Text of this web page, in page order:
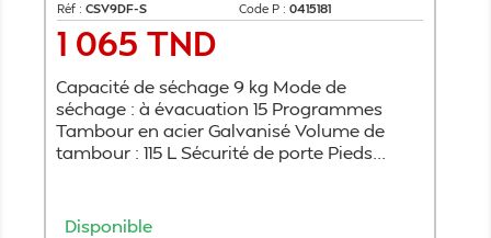
Réf : CSV9DF-S Code P : 0415181
Prix
1 065 TND
Capacité de séchage 9 kg Mode de
séchage : à évacuation 15 Programmes
Tambour en acier Galvanisé Volume de
tambour : 115 L Sécurité de porte Pieds...
Disponible